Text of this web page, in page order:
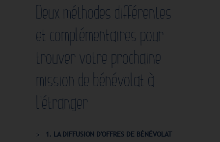
Deux méthodes différentes
et complémentaires pour
trouver votre prochaine
mission de bénévolat à
l'étranger
1. LA DIFFUSION D'OFFRES DE BÉNÉVOLAT